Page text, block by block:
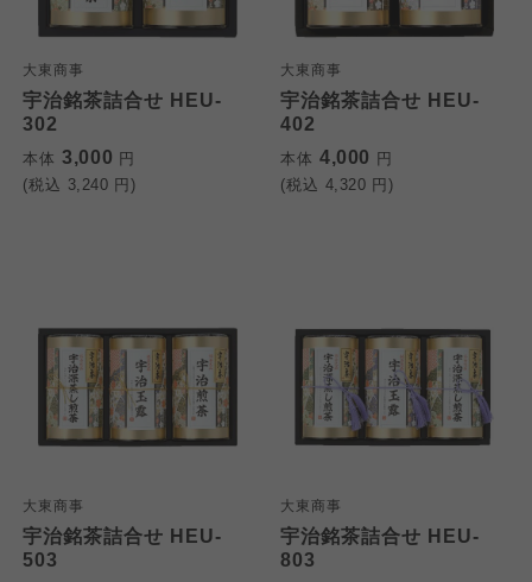
大東商事
宇治銘茶詰合せ HEU-
302
本体 3,000 円
(税込 3,240 円)
大東商事
宇治銘茶詰合せ HEU-
402
本体 4,000 円
(税込 4,320 円)
大東商事
宇治銘茶詰合せ HEU-
503
大東商事
宇治銘茶詰合せ HEU-
803